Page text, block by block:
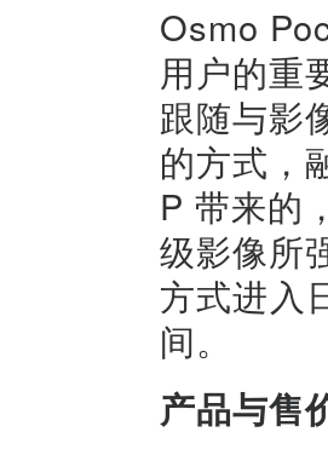
Osmo
用户的重
跟随与影
的方式，
P 带来的
级影像所
方式进入
间。
产品与售